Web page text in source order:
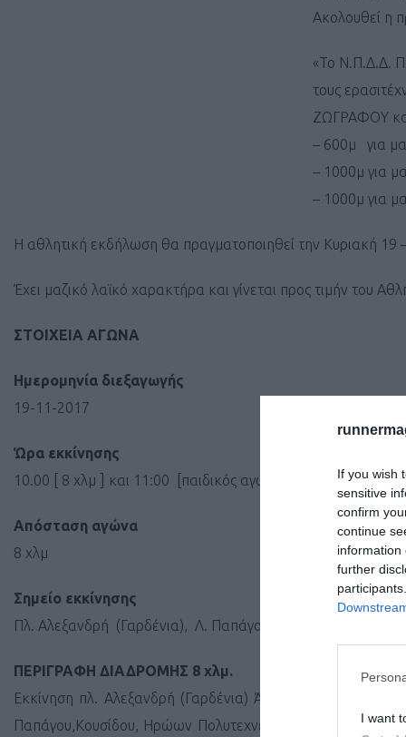
If you wish
sensitive
confirm
continue
information
further
I want
Ακολουθεί η
«Το Ν.Π.Δ.Δ.
τους
ΖΩΓΡΑΦΟΥ
– 600μ για
– 1000μ για
– 1000μ για
Η αθλητική εκδήλωση θα πραγματοποιηθεί την Κυριακή
Έχει μαζικό λαϊκό χαρακτήρα και γίνεται προς τιμήν
ΣΤΟΙΧΕΙΑ ΑΓΩΝΑ
Ημερομηνία διεξαγωγής
19-11-2017
Ώρα εκκίνησης
10.00 [ 8 χλμ ] και 11:00 [παιδικός αγώνας]
Απόσταση αγώνα
8 χλμ
Σημείο εκκίνησης
Πλ. Αλεξανδρή (Γαρδένια), Λ. Παπάγου Ζωγράφου.
ΠΕΡΙΓΡΑΦΗ ΔΙΑΔΡΟΜΗΣ 8 χλμ.
Εκκίνηση πλ. Αλεξανδρή (Γαρδένια) Άνοδος,
Παπάγου,Κουσίδου, Ηρώων Πολυτεχνείου, Κάθοδος,